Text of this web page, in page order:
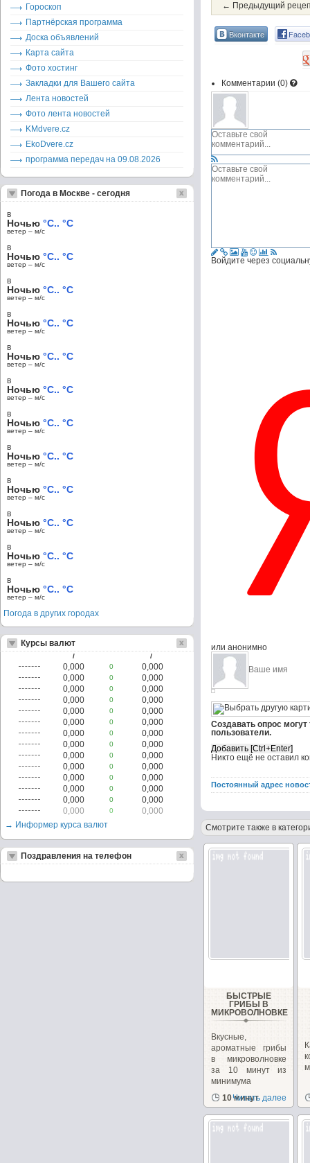
← Предыдущий
Вконтакте
Комментарии (0)
Войдите через
или анонимно
Создавать опрос
пользователи.
Никто ещё не оставил
Постоянный адрес
Смотрите также в
БЫСТРЫЕ
ГРИБЫ В
МИКРОВОЛНОВКЕ
Вкусные,
ароматные грибы
в микроволновке
за 10 минут из
минимума
продуктов!...
10 минут
Читать далее
Гороскоп
Партнёрская программа
Доска объявлений
Карта сайта
Фото хостинг
Закладки для Вашего сайта
Лента новостей
Фото лента новостей
KMdvere.cz
EkoDvere.cz
программа передач на 09.08.2026
Погода в Москве - сегодня
в
Ночью °C.. °C
ветер – м/c
в
Ночью °C.. °C
ветер – м/c
в
Ночью °C.. °C
ветер – м/c
в
Ночью °C.. °C
ветер – м/c
в
Ночью °C.. °C
ветер – м/c
в
Ночью °C.. °C
ветер – м/c
в
Ночью °C.. °C
ветер – м/c
в
Ночью °C.. °C
ветер – м/c
в
Ночью °C.. °C
ветер – м/c
в
Ночью °C.. °C
ветер – м/c
в
Ночью °C.. °C
ветер – м/c
в
Ночью °C.. °C
ветер – м/c
Погода в других городах
Курсы валют
/ /
0,000 0
0,000
0,000
0
0,000
0,000
0
0,000
0,000
0
0,000
0,000
0
0,000
0,000
0
0,000
0,000
0
0,000
0,000
0
0,000
0,000
0
0,000
0,000
0
0,000
0,000
0
0,000
0,000
0
0,000
0,000
0
0,000
0,000
0
0,000
→ Информер курса валют
Поздравления на телефон